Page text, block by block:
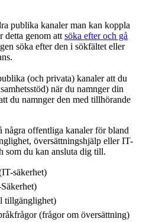
publika kanaler man kan koppla
genom att söka efter och gå
söka efter den i sökfältet eller
(och privata) kanaler att du
när du namnger din
du namnger den med tillhörande
några offentliga kanaler för bland
översättningshjälp eller IT-
som du kan ansluta dig till.
säkerhet)
tillgänglighet)
(frågor om översättning)